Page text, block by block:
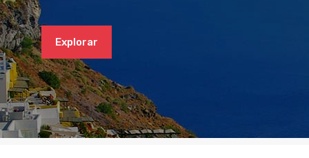
Explorar